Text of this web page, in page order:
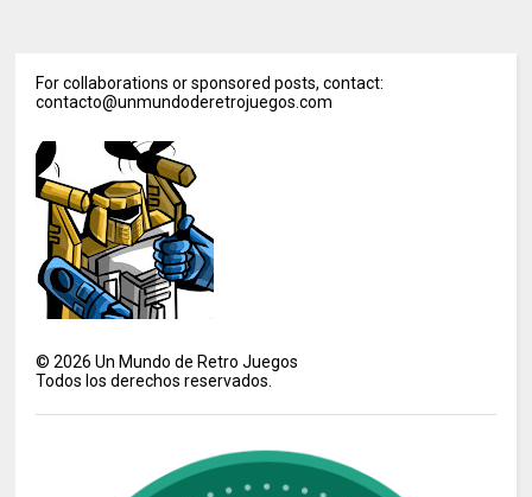
For collaborations or sponsored posts, contact:
contacto@unmundoderetrojuegos.com
©2026 Un Mundo de Retro Juegos
Todos los derechos reservados.